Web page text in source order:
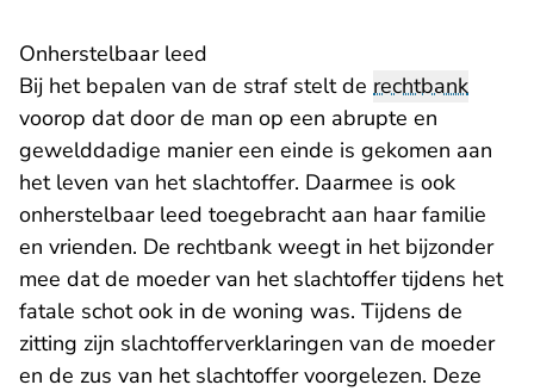
Onherstelbaar leed
Bij het bepalen van de straf stelt de rechtbank
voorop dat door de man op een abrupte en
gewelddadige manier een einde is gekomen aan
het leven van het slachtoffer. Daarmee is ook
onherstelbaar leed toegebracht aan haar familie
en vrienden. De rechtbank weegt in het bijzonder
mee dat de moeder van het slachtoffer tijdens het
fatale schot ook in de woning was. Tijdens de
zitting zijn slachtofferverklaringen van de moeder
en de zus van het slachtoffer voorgelezen. Deze